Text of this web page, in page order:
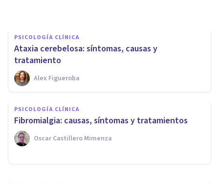
PSICOLOGÍA CLÍNICA
Ataxia cerebelosa: síntomas, causas y
tratamiento
Alex Figueroba
PSICOLOGÍA CLÍNICA
Fibromialgia: causas, síntomas y tratamientos
Oscar Castillero Mimenza
Las compras navideñas:
¿excesivas o compulsivas?